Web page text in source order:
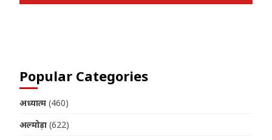
Popular Categories
अध्यात्म (460)
अल्मोड़ा (622)